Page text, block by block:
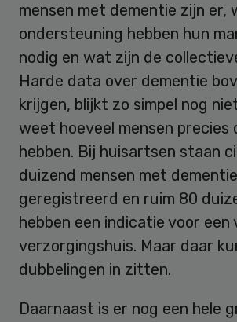
mensen met dementie zijn er,
ondersteuning hebben hun
nodig en wat zijn de
Harde data over dementie
krijgen, blijkt zo simpel nog
weet hoeveel mensen precies
hebben. Bij huisartsen staan
duizend mensen met dementie
geregistreerd en ruim 80
hebben een indicatie voor
verzorgingshuis. Maar daar
dubbelingen in zitten.
Daarnaast is er nog een hele